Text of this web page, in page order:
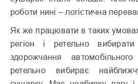
роботи нині – логістична
Як же працювати в таких
регіон і ретельно
здорожчання
ретельно вибирає